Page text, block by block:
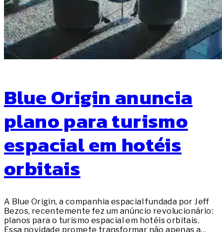
Blue Origin anuncia
plano para turismo
espacial em hotéis
orbitais
A Blue Origin, a companhia espacial fundada por Jeff
Bezos, recentemente fez um anúncio revolucionário:
planos para o turismo espacial em hotéis orbitais.
Essa novidade promete transformar não apenas a…